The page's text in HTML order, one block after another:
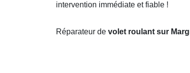
intervention immédiate et fiable !
Réparateur de volet roulant sur